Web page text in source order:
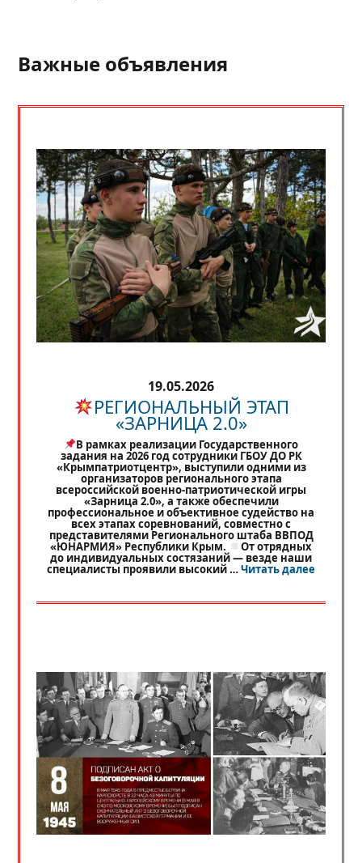
Важные объявления
19.05.2026
РЕГИОНАЛЬНЫЙ ЭТАП
«ЗАРНИЦА 2.0»
В рамках реализации Государственного
задания на 2026 год сотрудники ГБОУ ДО РК
«Крымпатриотцентр», выступили одними из
организаторов регионального этапа
всероссийской военно-патриотической игры
«Зарница 2.0», а также обеспечили
профессиональное и объективное судейство на
всех этапах соревнований, совместно с
представителями Регионального штаба ВВПОД
«ЮНАРМИЯ» Республики Крым. От отрядных
до индивидуальных состязаний — везде наши
специалисты проявили высокий …Читать далее«